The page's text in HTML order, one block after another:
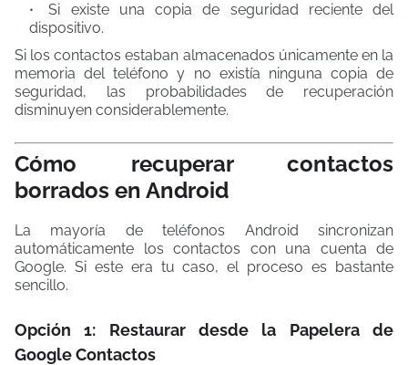
Si existe una copia de seguridad reciente del
dispositivo.
Si los contactos estaban almacenados únicamente en la
memoria del teléfono y no existía ninguna copia de
seguridad, las probabilidades de recuperación
disminuyen considerablemente.
Cómo recuperar contactos
borrados en Android
La mayoría de teléfonos Android sincronizan
automáticamente los contactos con una cuenta de
Google. Si este era tu caso, el proceso es bastante
sencillo.
Opción 1: Restaurar desde la Papelera de
Google Contactos